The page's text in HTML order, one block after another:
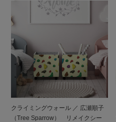
クライミングウォール ／ 広瀬順子
（Tree Sparrow） リメイクシー